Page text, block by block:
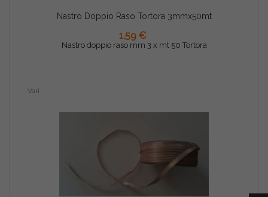
Nastro Doppio Raso Tortora 3mmx50mt
1,59 €
Nastro doppio raso mm 3 x mt 50 Tortora
AGGIUNGI AL CARRELLO
Vari